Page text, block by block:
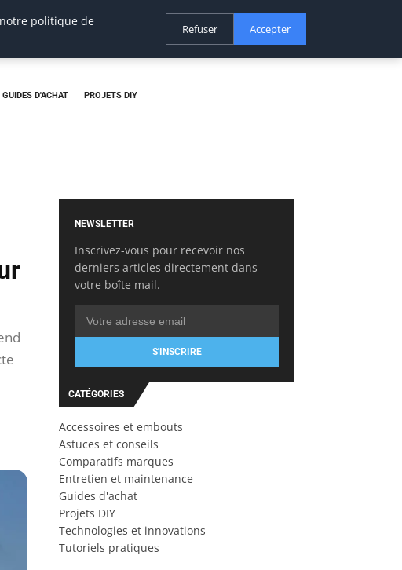
GUIDES D'ACHAT PROJETS DIY
NEWSLETTER
Inscrivez-vous pour recevoir nos
derniers articles directement dans
votre boîte mail.
S'INSCRIRE
CATÉGORIES
Accessoires et embouts
Astuces et conseils
Comparatifs marques
Entretien et maintenance
Guides d'achat
Projets DIY
Technologies et innovations
Tutoriels pratiques
politique de
Refuser Accepter